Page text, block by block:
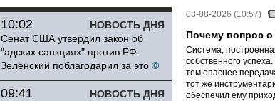
НОВОСТЬ ДНЯ
10:02
Сенат США утвердил закон об
"адских санкциях" против РФ:
Зеленский поблагодарил за это ©
НОВОСТЬ ДНЯ
09:41
08-08-2026 (10:57)
Почему вопрос о
Система,
собственного
тем опаснее
тот же
обеспечил ему